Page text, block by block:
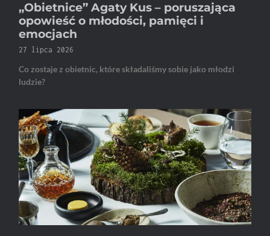
„Obietnice” Agaty Kus – poruszająca
opowieść o młodości, pamięci i
emocjach
27 lipca 2026
Co zostaje z obietnic, które składaliśmy sobie jako młodzi
ludzie?